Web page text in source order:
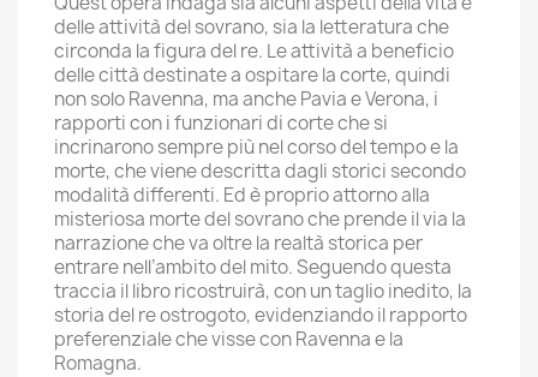
delle attività del sovrano, sia la letteratura che
circonda la figura del re. Le attività a beneficio
delle città destinate a ospitare la corte, quindi
non solo Ravenna, ma anche Pavia e Verona, i
rapporti con i funzionari di corte che si
incrinarono sempre più nel corso del tempo e la
morte, che viene descritta dagli storici secondo
modalità differenti. Ed è proprio attorno alla
misteriosa morte del sovrano che prende il via la
narrazione che va oltre la realtà storica per
entrare nell’ambito del mito. Seguendo questa
traccia il libro ricostruirà, con un taglio inedito, la
storia del re ostrogoto, evidenziando il rapporto
preferenziale che visse con Ravenna e la
Romagna.